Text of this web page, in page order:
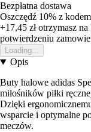
Bezpłatna dostawa
Oszczędź 10% z kodem
+17,45 złotrzymasz na
potwierdzeniu
Loading...
Opis
Buty halowe adidas
miłośników piłki
Dzięki
wsparcie i optymalne
meczów.